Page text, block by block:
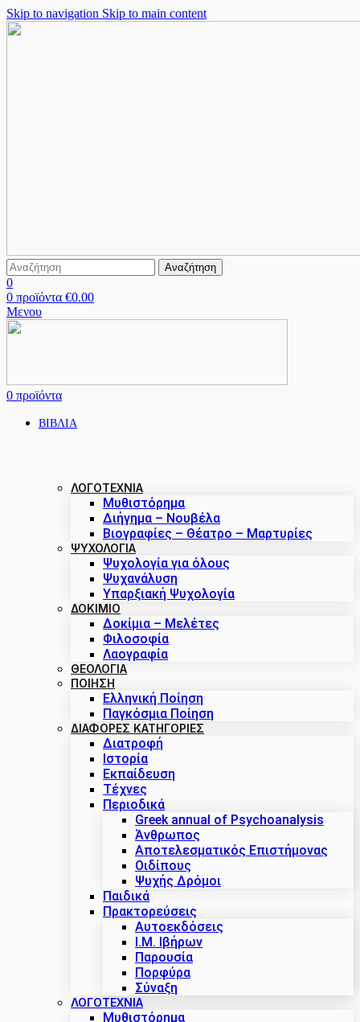
Skip to navigation Skip to main content
Αναζήτηση
0
0 προϊόντα €0.00
Μενου
0 προϊόντα
ΒΙΒΛΙΑ
ΛΟΓΟΤΕΧΝΙΑ
Μυθιστόρημα
Διήγημα – Νουβέλα
Βιογραφίες – Θέατρο – Μαρτυρίες
ΨΥΧΟΛΟΓΙΑ
Ψυχολογία για όλους
Ψυχανάλυση
Υπαρξιακή Ψυχολογία
ΔΟΚΊΜΙΟ
Δοκίμια – Μελέτες
Φιλοσοφία
Λαογραφία
ΘΕΟΛΟΓΙΑ
ΠΟΙΗΣΗ
Ελληνική Ποίηση
Παγκόσμια Ποίηση
ΔΙΑΦΟΡΕΣ ΚΑΤΗΓΟΡΙΕΣ
Διατροφή
Ιστορία
Εκπαίδευση
Τέχνες
Περιοδικά
Greek annual of Psychoanalysis
Άνθρωπος
Αποτελεσματικός Επιστήμονας
Οιδίπους
Ψυχής Δρόμοι
Παιδικά
Πρακτoρεύσεις
Αυτοεκδόσεις
Ι.Μ. Ιβήρων
Παρουσία
Πορφύρα
Σύναξη
ΛΟΓΟΤΕΧΝΙΑ
Μυθιστόρημα